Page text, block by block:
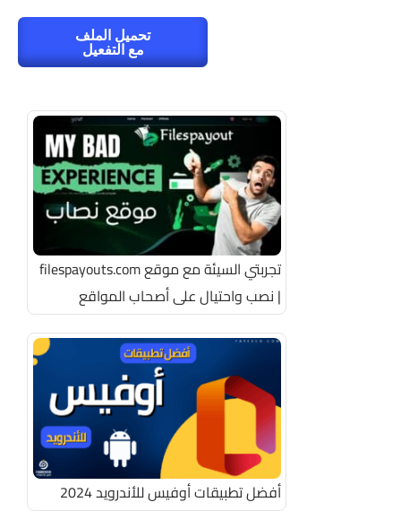
تحميل الملف
مع التفعيل
تجربتي السيئة مع موقع filespayouts.com
| نصب واحتيال على أصحاب المواقع
أفضل تطبيقات أوفيس للأندرويد 2024